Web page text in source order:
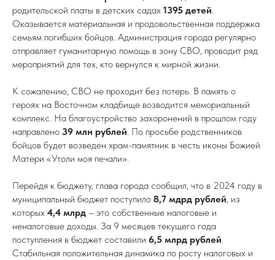
родительской платы в детских садах 1395 детей.
Оказывается материальная и продовольственная поддержка
семьям погибших бойцов. Администрация города регулярно
отправляет гуманитарную помощь в зону СВО, проводит ряд
мероприятий для тех, кто вернулся к мирной жизни.
К сожалению, СВО не проходит без потерь. В память о
героях на Восточном кладбище возводится мемориальный
комплекс. На благоустройство захоронений в прошлом году
направлено 39 млн рублей. По просьбе родственников
бойцов будет возведен храм-памятник в честь иконы Божией
Матери «Утоли моя печали».
Перейдя к бюджету, глава города сообщил, что в 2024 году в
муниципальный бюджет поступило 8,7 мдрд рублей, из
которых 4,4 млрд – это собственные налоговые и
неналоговые доходы. За 9 месяцев текущего года
поступления в бюджет составили 6,5 млрд рублей.
Стабильная положительная динамика по росту налоговых и